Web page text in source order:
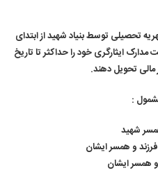
تحصیلی توسط بنیاد شهید از ابتدای
مالی تحویل دهند.
:
شهید
و همسر ایشان